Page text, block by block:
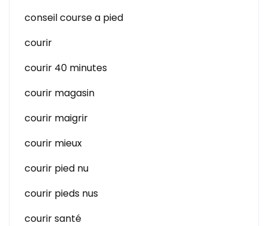
conseil course a pied
courir
courir 40 minutes
courir magasin
courir maigrir
courir mieux
courir pied nu
courir pieds nus
courir santé